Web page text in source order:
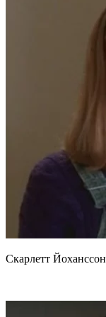
Скарлетт Йоханссон